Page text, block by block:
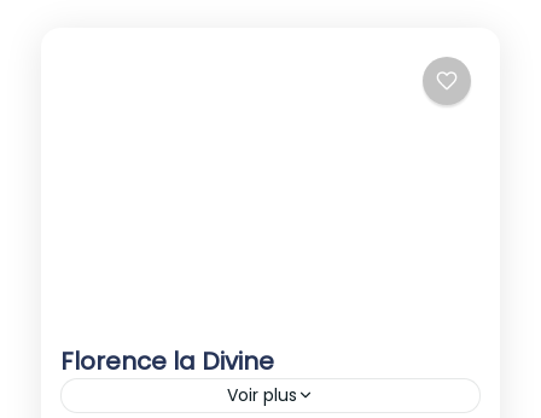
Florence la Divine
Voir plus